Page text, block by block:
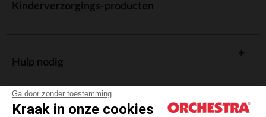
Ga door zonder toestemming
Kraak in onze cookies
Kinderverzorgings-producten
Hulp nodig